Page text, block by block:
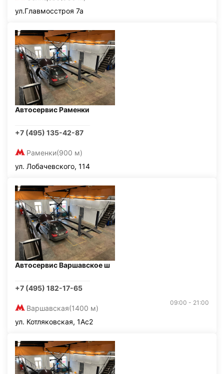
ул.Главмосстроя 7а
Автосервис Раменки
+7 (495) 135-42-87
Раменки(900 м)
ул. Лобачевского, 114
Автосервис Варшавское ш
+7 (495) 182-17-65
Варшавская(1400 м)
09:00 - 21:00
ул. Котляковская, 1Ас2